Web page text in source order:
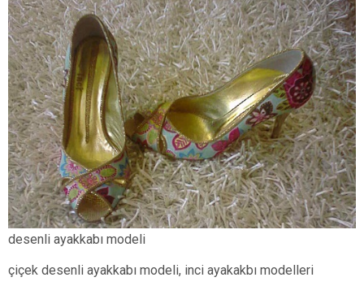
desenli ayakkabı modeli
çiçek desenli ayakkabı modeli, inci ayakakbı modelleri